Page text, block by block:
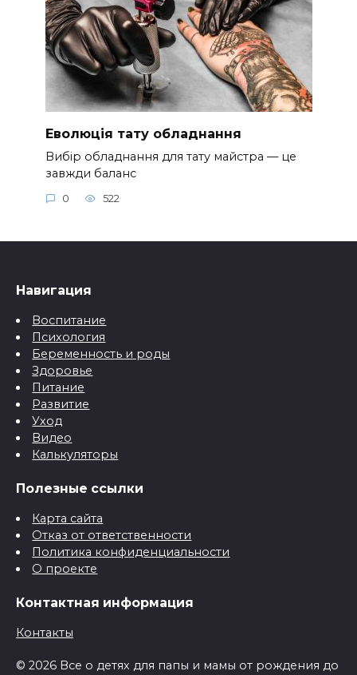
Еволюція тату обладнання
Вибір обладнання для тату майстра — це
завжди баланс
0 522
Навигация
Воспитание
Психология
Беременность и роды
Здоровье
Питание
Развитие
Уход
Видео
Калькуляторы
Полезные ссылки
Карта сайта
Отказ от ответственности
Политика конфиденциальности
О проекте
Контактная информация
Контакты
© 2026 Все о детях для папы и мамы от рождения до